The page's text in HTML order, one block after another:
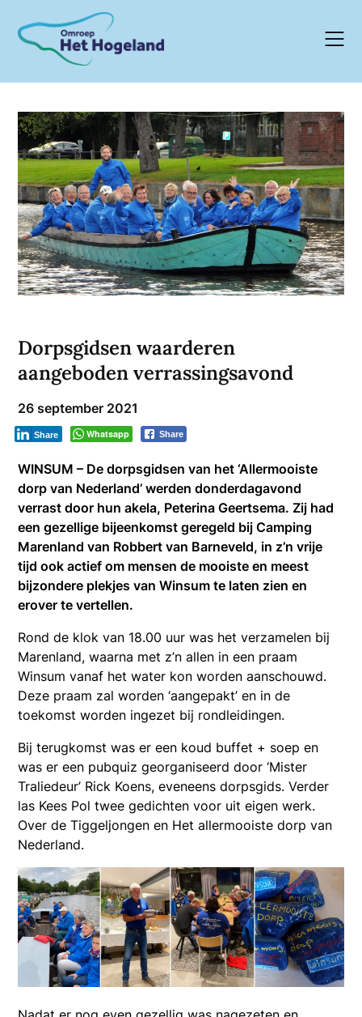
content
Dorpsgidsen waarderen
aangeboden verrassingsavond
26 september 2021
Whatsapp Share
Share
WINSUM – De dorpsgidsen van het ‘Allermooiste
dorp van Nederland’ werden donderdagavond
verrast door hun akela, Peterina Geertsema. Zij had
een gezellige bijeenkomst geregeld bij Camping
Marenland van Robbert van Barneveld, in z’n vrije
tijd ook actief om mensen de mooiste en meest
bijzondere plekjes van Winsum te laten zien en
erover te vertellen.
Rond de klok van 18.00 uur was het verzamelen bij
Marenland, waarna met z’n allen in een praam
Winsum vanaf het water kon worden aanschouwd.
Deze praam zal worden ‘aangepakt’ en in de
toekomst worden ingezet bij rondleidingen.
Bij terugkomst was er een koud buffet + soep en
was er een pubquiz georganiseerd door ‘Mister
Traliedeur’ Rick Koens, eveneens dorpsgids. Verder
las Kees Pol twee gedichten voor uit eigen werk.
Over de Tiggeljongen en Het allermooiste dorp van
Nederland.